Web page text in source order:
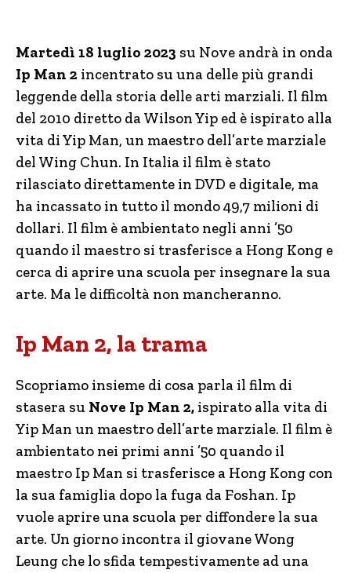
Martedì 18 luglio 2023 su Nove andrà in onda
Ip Man 2 incentrato su una delle più grandi
leggende della storia delle arti marziali. Il film
del 2010 diretto da Wilson Yip ed è ispirato alla
vita di Yip Man, un maestro dell’arte marziale
del Wing Chun. In Italia il film è stato
rilasciato direttamente in DVD e digitale, ma
ha incassato in tutto il mondo 49,7 milioni di
dollari. Il film è ambientato negli anni ’50
quando il maestro si trasferisce a Hong Kong e
cerca di aprire una scuola per insegnare la sua
arte. Ma le difficoltà non mancheranno.
Ip Man 2, la trama
Scopriamo insieme di cosa parla il film di
stasera su Nove Ip Man 2, ispirato alla vita di
Yip Man un maestro dell’arte marziale. Il film è
ambientato nei primi anni ’50 quando il
maestro Ip Man si trasferisce a Hong Kong con
la sua famiglia dopo la fuga da Foshan. Ip
vuole aprire una scuola per diffondere la sua
arte. Un giorno incontra il giovane Wong
Leung che lo sfida tempestivamente ad una